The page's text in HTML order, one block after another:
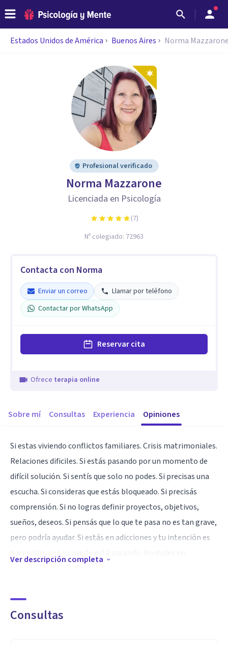
Estados Unidos de América Buenos Aires Norma
Profesional verificado
Norma Mazzarone
Licenciada en Psicología
(7)
Nº colegiado: 72963
Contacta con Norma
Enviar un correo
Llamar por teléfono
Contactar por WhatsApp
Reservar cita
Ofrece terapia online
Sobre mí Consultas Experiencia Opiniones
Si estas viviendo conflictos familiares. Crisis matrimoniales.
Relaciones dificiles. Si estás pasando por un momento de
difícil solución. Si sentís que solo no podes. Si precisas una
escucha. Si consideras que estás bloqueado. Si precisás
comprensión. Si no logras definir proyectos, objetivos,
sueños, deseos. Si pensás que lo que te pasa no es tan grave,
pero podría ayudar. Si estás en adicciones y tu intención es
Especialidad
Ver descripción completa
Consultas